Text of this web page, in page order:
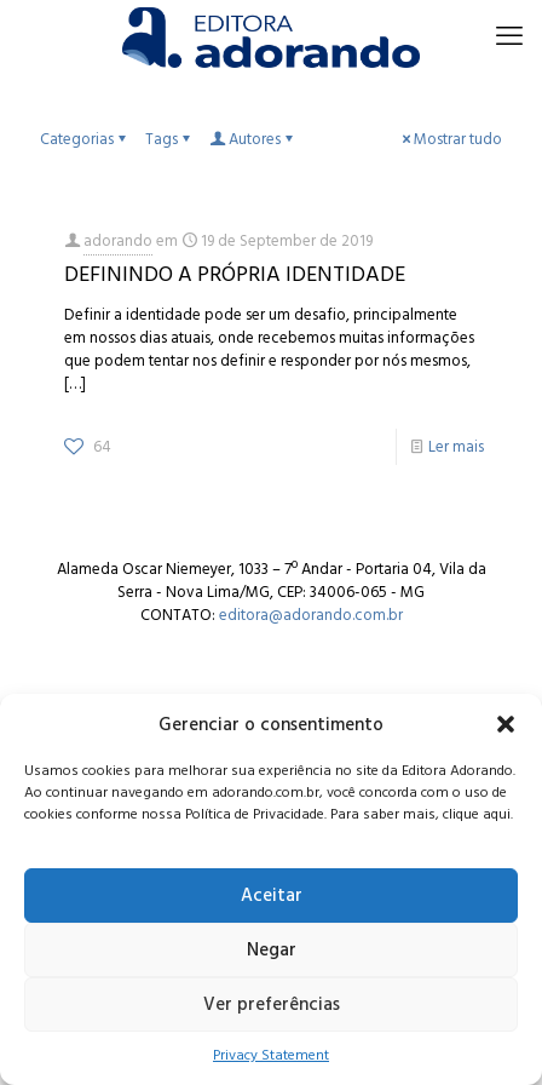
Gerenciar o consentimento
Usamos cookies para melhorar sua experiência no site da Editora Adorando.
Ao continuar navegando em adorando.com.br, você concorda com o uso de
cookies conforme nossa Política de Privacidade. Para saber mais, clique aqui.
Aceitar
Negar
Ver preferências
Privacy Statement
Categorias Tags Autores Mostrar tudo
adorandoem 19 de September de 2019
DEFININDO A PRÓPRIA IDENTIDADE
Definir a identidade pode ser um desafio, principalmente
em nossos dias atuais, onde recebemos muitas informações
que podem tentar nos definir e responder por nós mesmos,
[…]
64 Ler mais
Alameda Oscar Niemeyer, 1033 – 7º Andar - Portaria 04, Vila da
Serra - Nova Lima/MG, CEP: 34006-065 - MG
CONTATO:editora@adorando.com.br
© Editora Adorando 2026. Todos os direitos reservados.
Consulte nossapolítica de privacidade.